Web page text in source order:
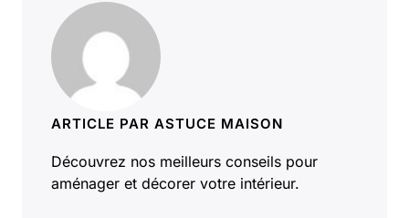
ARTICLE PAR ASTUCE MAISON
Découvrez nos meilleurs conseils pour
aménager et décorer votre intérieur.